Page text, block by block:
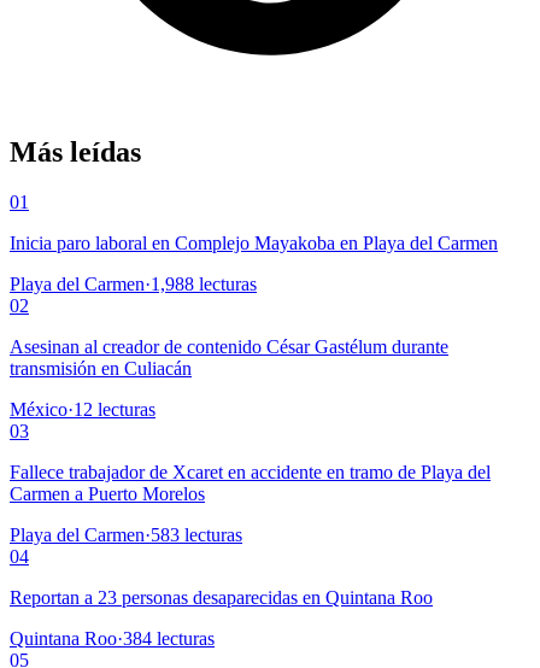
Más leídas
01
Inicia paro laboral en Complejo Mayakoba en Playa del Carmen
Playa del Carmen·1,988 lecturas
02
Asesinan al creador de contenido César Gastélum durante
transmisión en Culiacán
México·12 lecturas
03
Fallece trabajador de Xcaret en accidente en tramo de Playa del
Carmen a Puerto Morelos
Playa del Carmen·583 lecturas
04
Reportan a 23 personas desaparecidas en Quintana Roo
Quintana Roo·384 lecturas
05